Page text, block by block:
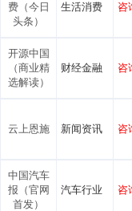
费（今日
头条）
生活消费 咨
开源中国
（商业精
选解读）
财经金融 咨
云上恩施 新闻资讯 咨
中国汽车
报（官网
首发）
汽车行业 咨